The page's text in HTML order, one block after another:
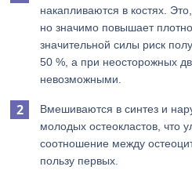
накапливаются в костях.
но значимо повышает
значительной силы риск
50 %, а при неосторожных
невозможными.
Вмешиваются в синтез и
молодых остеокластов, что
соотношение между
пользу первых.